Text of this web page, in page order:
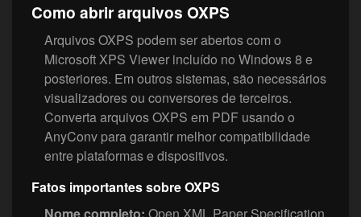
Como abrir arquivos OXPS
Arquivos OXPS podem ser abertos com o
Microsoft XPS Viewer incluído no Windows 8 e
posteriores. Em outros sistemas, são necessários
visualizadores ou conversores de terceiros.
Converta arquivos OXPS em PDF usando o
AnyConv para garantir melhor compatibilidade
entre plataformas e dispositivos.
Fatos importantes sobre OXPS